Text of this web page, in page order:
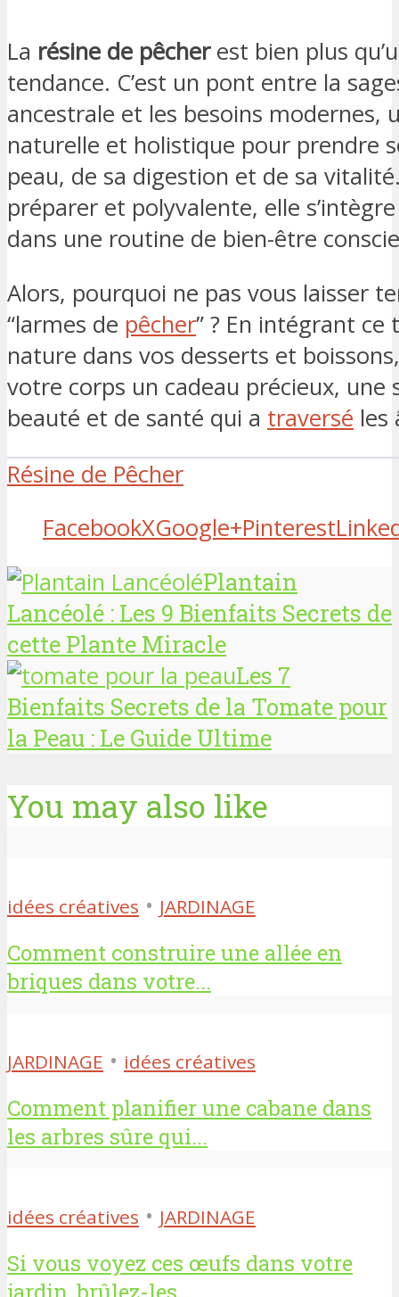
La résine de pêcherest bien plus
tendance. C’est un pont entre la
ancestrale et les besoins modernes,
naturelle et holistique pour prendre
peau, de sa digestion et de sa
préparer et polyvalente, elle
dans une routine de bien-être
Alors, pourquoi ne pas vous laisser
“larmes de pêcher” ? En intégrant ce
nature dans vos desserts et
votre corps un cadeau précieux, une
beauté et de santé qui a traversé les
Résine de Pêcher
FacebookXGoogle+Pinterest
Plantain
Lancéolé : Les 9 Bienfaits Secrets de
cette Plante Miracle
Les 7
Bienfaits Secrets de la Tomate pour
la Peau : Le Guide Ultime
You may also like
idées créatives • JARDINAGE
Comment construire une allée en
briques dans votre...
JARDINAGE • idées créatives
Comment planifier une cabane dans
les arbres sûre qui...
idées créatives • JARDINAGE
Si vous voyez ces œufs dans votre